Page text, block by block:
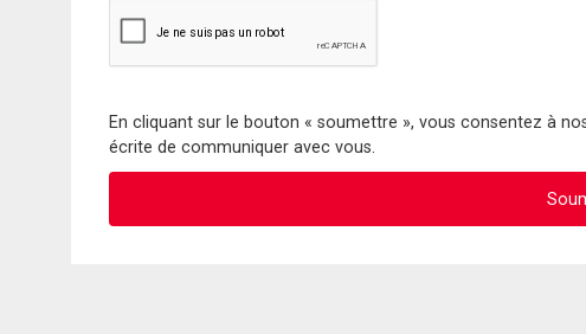
En cliquant sur le bouton « soumettre », vous consentez à
écrite de communiquer avec vous.